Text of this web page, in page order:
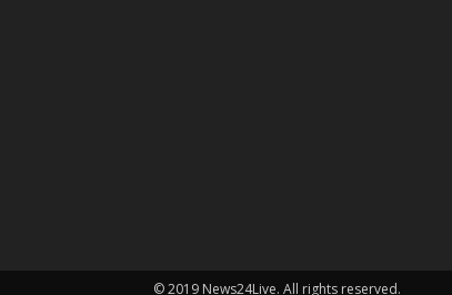
© 2019 News24Live. All rights reserved.